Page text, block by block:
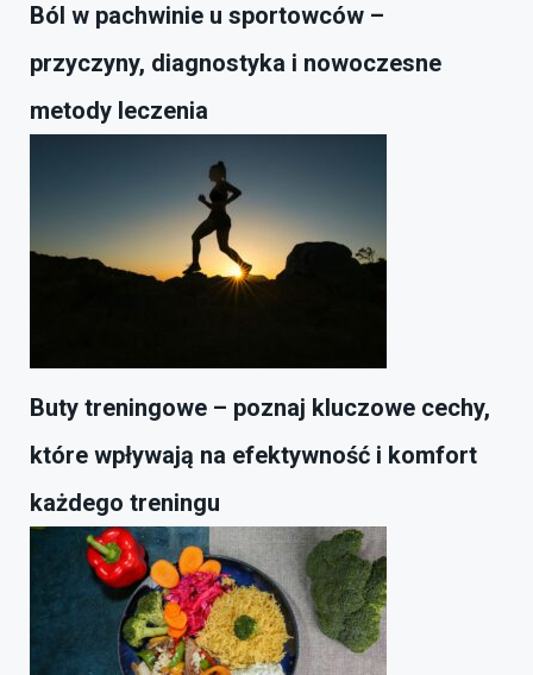
Ból w pachwinie u sportowców –
przyczyny, diagnostyka i nowoczesne
metody leczenia
Buty treningowe – poznaj kluczowe cechy,
które wpływają na efektywność i komfort
każdego treningu